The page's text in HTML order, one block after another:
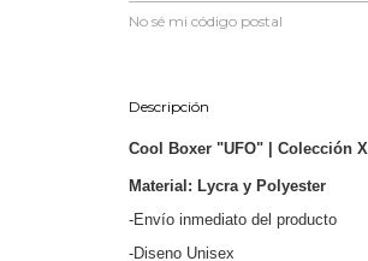
No sé mi código postal
Descripción
Cool Boxer "UFO" | Colección X
Material: Lycra y Polyester
-Envío inmediato del producto
-Diseno Unisex